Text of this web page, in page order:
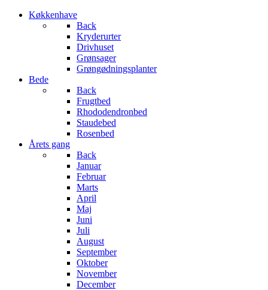
Køkkenhave
Back
Kryderurter
Drivhuset
Grønsager
Grøngødningsplanter
Bede
Back
Frugtbed
Rhododendronbed
Staudebed
Rosenbed
Årets gang
Back
Januar
Februar
Marts
April
Maj
Juni
Juli
August
September
Oktober
November
December